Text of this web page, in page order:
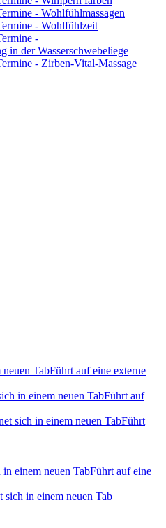
- Wohlfühlmassagen
- Wohlfühlzeit
-
in der Wasserschwebeliege
- Zirben-Vital-Massage
TabFührt auf eine externe
in einem neuen TabFührt auf
sich in einem neuen TabFührt
einem neuen TabFührt auf eine
sich in einem neuen Tab